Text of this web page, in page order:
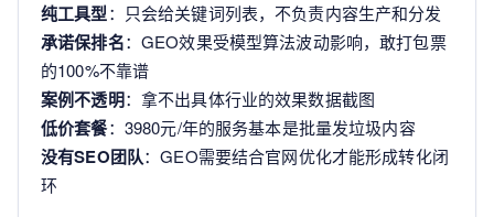
纯工具型：只会给关键词列表，不负责内容生产和分发
承诺保排名：GEO效果受模型算法波动影响，敢打包票
的100%不靠谱
案例不透明：拿不出具体行业的效果数据截图
低价套餐：3980元/年的服务基本是批量发垃圾内容
没有SEO团队：GEO需要结合官网优化才能形成转化闭
环